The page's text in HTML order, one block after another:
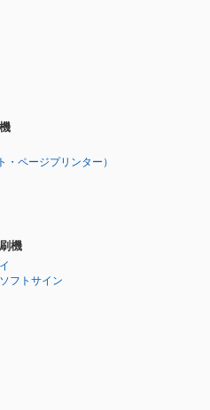
・ページプリンター）
機
フトサイン